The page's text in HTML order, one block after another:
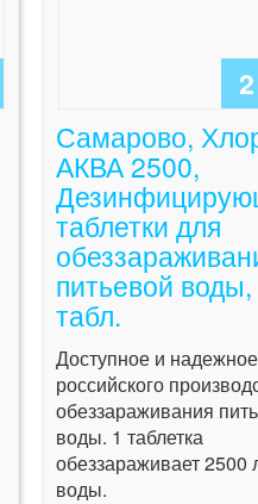
Самарово,
АКВА 2500,
таблетки для
питьевой
табл.
Доступное и
российского
обеззараживания
воды. 1 таблетка
обеззараживает 2500
воды.